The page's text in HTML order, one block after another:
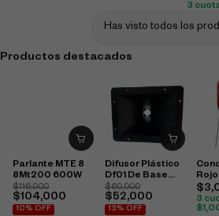
3
Has visto todos los
Productos destacados
Parlante MTE 8
8Mt200 600W
$116,000
$104,000
10% OFF
Difusor Plástico
Df01 De Base
Para Tornillo
15X19
$60,000
$52,000
13% OFF
$
3
$